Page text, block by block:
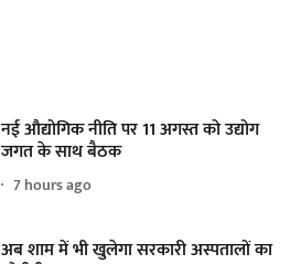
नई औद्योगिक नीति पर 11 अगस्त को उद्योग
जगत के साथ बैठक
7 hours ago
अब शाम में भी खुलेगा सरकारी अस्पतालों का